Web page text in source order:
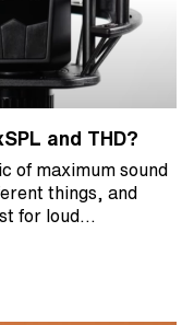
and THD?
of maximum sound
things, and
for loud…